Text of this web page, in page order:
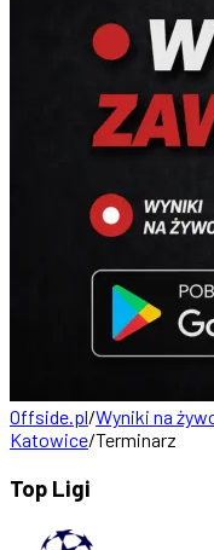
Offside.pl/Wyniki na
Katowice/Terminarz
Top Ligi